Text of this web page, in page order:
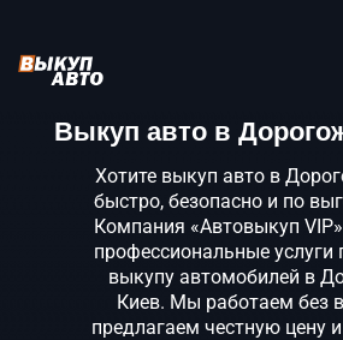
Выкуп авто в
Хотите выкуп авто в
быстро, безопасно и по
Компания «Автовыкуп
профессиональные услуги
выкупу автомобилей в
Киев. Мы работаем без
предлагаем честную цену